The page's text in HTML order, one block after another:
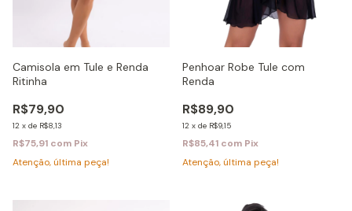
Camisola em Tule e Renda
Ritinha
R$79,90
12 x de R$8,13
R$75,91 com Pix
Atenção, última peça!
Penhoar Robe Tule com
Renda
R$89,90
12 x de R$9,15
R$85,41 com Pix
Atenção, última peça!